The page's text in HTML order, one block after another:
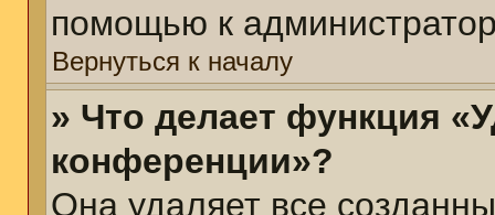
помощью к
Вернуться к началу
» Что делает функция
конференции»?
Она удаляет все